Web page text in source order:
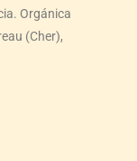
Orgánica
(Cher),